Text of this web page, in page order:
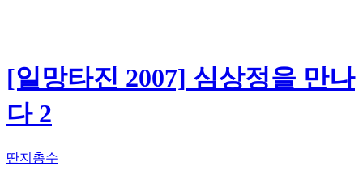
[일망타진 2007] 심상정을 만나
다 2
딴지총수